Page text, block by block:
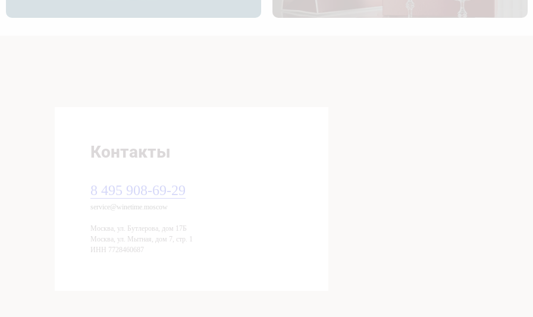
Контакты
8 495 908-69-29
service@winetime.moscow
Москва, ул. Бутлерова, дом 17Б
Mocква, ул. Мытная, дом 7, стр. 1
ИНН 7728460687